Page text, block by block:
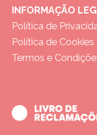
INFORMAÇÃO
Política de
Política de Cookies
Termos e